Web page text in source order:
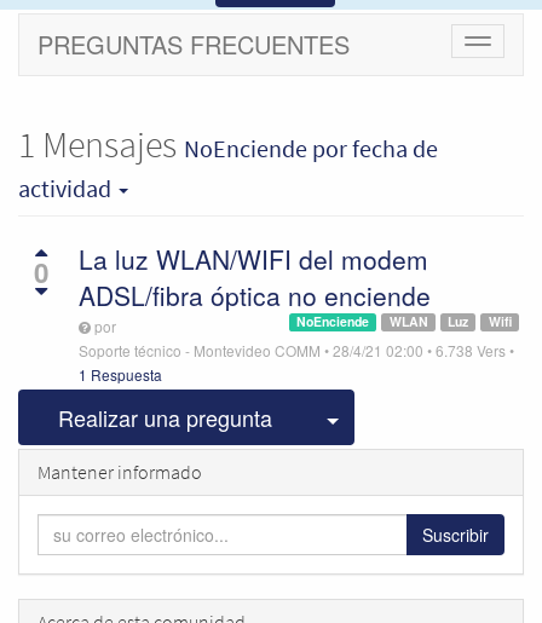
Cambiar
PREGUNTAS FRECUENTES
1 Mensajes NoEnciende por fecha de
actividad
0
La luz WLAN/WIFI del modem
ADSL/fibra óptica no enciende
Wifi
Luz
WLAN
NoEnciende
por
Soporte técnico - Montevideo COMM •28/4/21 02:00 •6.738 Vers•
1 Respuesta
Realizar una pregunta Seleccionar
Mantener informado
Suscribir